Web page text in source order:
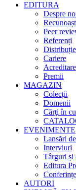
EDITURA
Despre
Peer
Referenți
Distribuție
Cariere
Acreditare
Premii
MAGAZIN
Colecții
Domenii
Cărţi în
EVENIMENTE
Lansări
Interviuri
Târguri și
Editura
Conferințe
AUTORI